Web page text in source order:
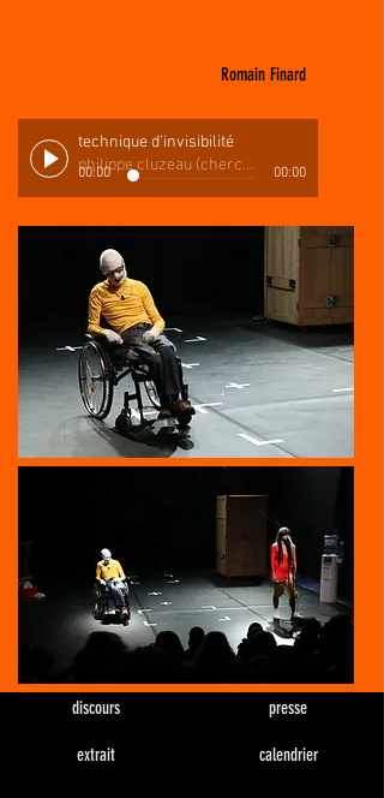
Romain Finard
technique d'invisibilité
philippe cluzeau (chercheur)
00:00 00:00
discours
extrait
presse
calendrier